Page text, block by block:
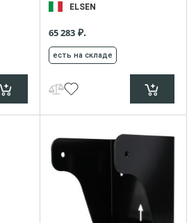
ELSEN
65 283 ₽.
есть на складе